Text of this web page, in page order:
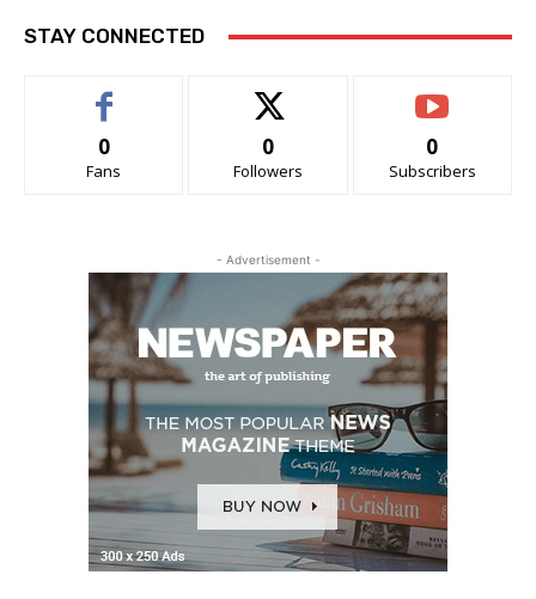
STAY CONNECTED
0
Fans
0
Followers
0
Subscribers
- Advertisement -